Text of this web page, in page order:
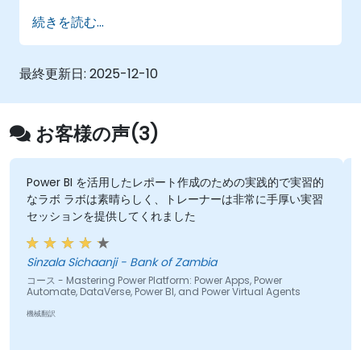
成しています。具体的には、Microsoft Power
Appsを使って建設中の住宅に関する作業状況を管
理するアプリを作成します（単純化のためデータ
Agentsを活用し、ユーザーがMicrosoft Teams
内でボットを有効化できるように手順を示しま
す。このボットは、融資関連書類や予算書、売買
契約書など、さまざまなSharePointサイトに分散
している文書の所在情報をユーザーに案内する機
能を持ちます。特に人事部門やIT部門において
は、頻繁に寄せられる質問対応用としてこうした
ボットが大いに役立つと考えています。 さらに
Power Automateを使って、特定の送信者から送
られてきた添付ファイル（例では銀行側が実施す
る物件検査に関する書類）を保存する簡単なフロ
ーや、Microsoft Formsで収集したデータを
続きを読む...
最終更新日: 2025-12-10
お客様の声(3)
Power BI を活用したレポート作成のための実践的で実習的
なラボ ラボは素晴らしく、トレーナーは非常に手厚い実習
セッションを提供してくれました
Sinzala Sichaanji - Bank of Zambia
コース - Mastering Power Platform: Power Apps, Power
Automate, DataVerse, Power BI, and Power Virtual Agents
機械翻訳